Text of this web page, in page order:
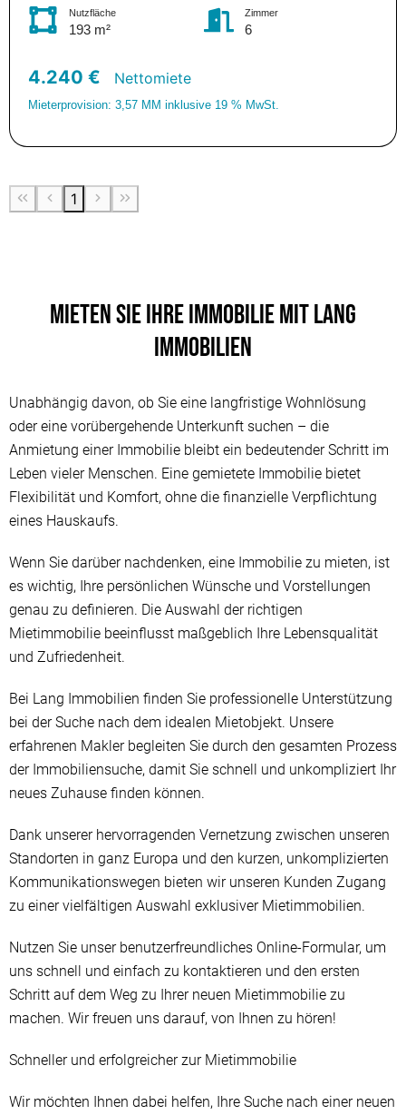
Nutzfläche
193 m²
Zimmer
6
4.240 € Nettomiete
Mieterprovision: 3,57 MM inklusive 19 % MwSt.
1
Mieten Sie Ihre Immobilie mit Lang
Immobilien
Unabhängig davon, ob Sie eine langfristige Wohnlösung
oder eine vorübergehende Unterkunft suchen – die
Anmietung einer Immobilie bleibt ein bedeutender Schritt im
Leben vieler Menschen. Eine gemietete Immobilie bietet
Flexibilität und Komfort, ohne die finanzielle Verpflichtung
eines Hauskaufs.
Wenn Sie darüber nachdenken, eine Immobilie zu mieten, ist
es wichtig, Ihre persönlichen Wünsche und Vorstellungen
genau zu definieren. Die Auswahl der richtigen
Mietimmobilie beeinflusst maßgeblich Ihre Lebensqualität
und Zufriedenheit.
Bei Lang Immobilien finden Sie professionelle Unterstützung
bei der Suche nach dem idealen Mietobjekt. Unsere
erfahrenen Makler begleiten Sie durch den gesamten Prozess
der Immobiliensuche, damit Sie schnell und unkompliziert Ihr
neues Zuhause finden können.
Dank unserer hervorragenden Vernetzung zwischen unseren
Standorten in ganz Europa und den kurzen, unkomplizierten
Kommunikationswegen bieten wir unseren Kunden Zugang
zu einer vielfältigen Auswahl exklusiver Mietimmobilien.
Nutzen Sie unser benutzerfreundliches Online-Formular, um
uns schnell und einfach zu kontaktieren und den ersten
Schritt auf dem Weg zu Ihrer neuen Mietimmobilie zu
machen. Wir freuen uns darauf, von Ihnen zu hören!
Schneller und erfolgreicher zur Mietimmobilie
Wir möchten Ihnen dabei helfen, Ihre Suche nach einer neuen